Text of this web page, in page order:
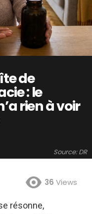
de
: le
rien à voir
Source: DR
36 Views
résonne,